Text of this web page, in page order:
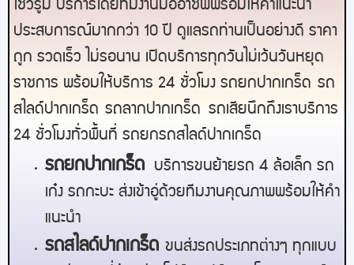
โชว์รูม บริการโดยทีมงานมืออาชีพพร้อมให้คำแนะนำ
ประสบการณ์มากกว่า 10 ปี ดูแลรถท่านเป็นอย่างดี ราคา
ถูก รวดเร็ว ไม่รอนาน เปิดบริการทุกวันไม่เว้นวันหยุด
ราชการ พร้อมให้บริการ 24 ชั่วโมง รถยกปากเกร็ด รถ
สไลด์ปากเกร็ด รถลากปากเกร็ด รถเสียนึกถึงเราบริการ
24 ชั่วโมงทั่วพื้นที่ รถยกรถสไลด์ปากเกร็ด
รถยกปากเกร็ด
บริการขนย้ายรถ 4 ล้อเล็ก รถ
เก๋ง รถกะบะ ส่งเข้าอู่ด้วยทีมงานคุณภาพพร้อมให้คำ
แนะนำ
รถสไลด์ปากเกร็ด ขนส่งรถประเภทต่างๆ ทุกแบบ